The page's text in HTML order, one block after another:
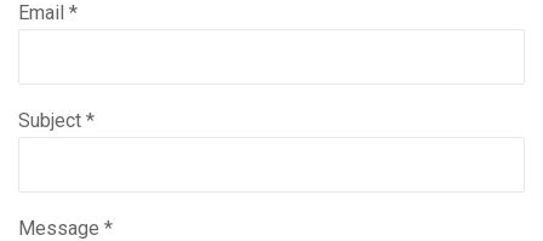
Email *
Subject *
Message *